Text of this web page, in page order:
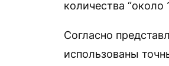
количества
Согласно
использованы